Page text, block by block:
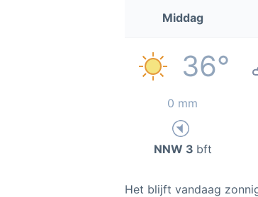
Middag
36°
0 mm
NNW 3 bft
Het blijft vandaag